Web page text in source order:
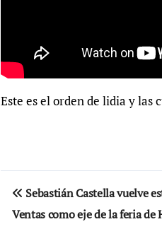
Este es el orden de lidia y las
Navegación
de
Sebastián Castella vuelve
Ventas como eje de la feria de